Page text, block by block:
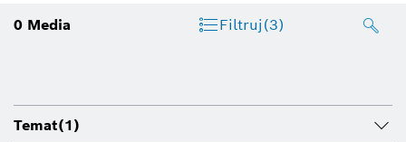
0 Media Filtruj(3)
Temat(1)